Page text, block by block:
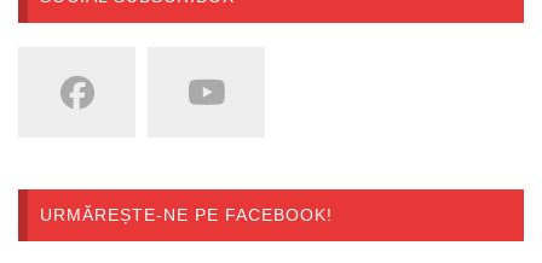
URMĂREȘTE-NE PE FACEBOOK!